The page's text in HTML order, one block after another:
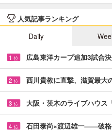
人気記事ランキング
Daily
1 位 広島東洋カープ追加3試合
2 位 西川貴教に直撃、滋賀最
3 位 大阪・茨木のライブハウ
4 位 石田泰尚×渡辺雄一――破